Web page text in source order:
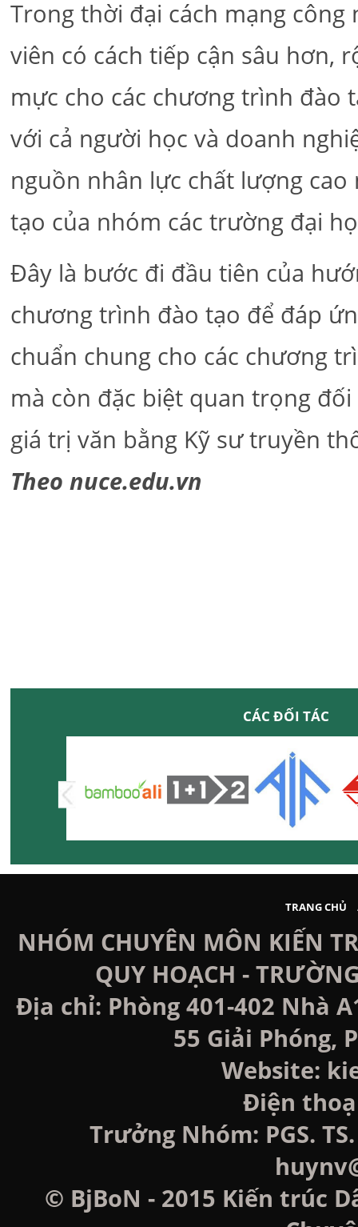
Trong thời đại cách mạng
viên có cách tiếp cận sâu hơn,
mực cho các chương trình đào
với cả người học và doanh
nguồn nhân lực chất lượng
tạo của nhóm các trường đại
Đây là bước đi đầu tiên của
chương trình đào tạo để đáp
chuẩn chung cho các chương
mà còn đặc biệt quan trọng
giá trị văn bằng Kỹ sư truyền
Theo nuce.edu.vn
CÁC ĐỐI TÁC
TRANG CHỦ
NHÓM CHUYÊN MÔN KIẾN
QUY HOẠCH -
Địa chỉ: Phòng 401-402 Nhà
55 Giải Phóng,
Website:
Điện
Trưởng Nhóm: PGS.
© BjBoN - 2015 Kiến trúc